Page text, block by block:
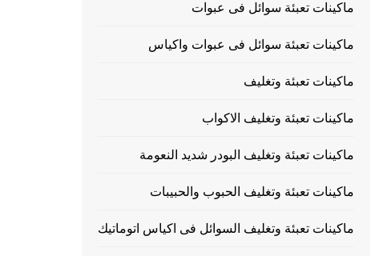
ماكينات تعبئة سوائل فى عبوات
ماكينات تعبئة سوائل فى عبوات واكياس
ماكينات تعبئة وتغليف
ماكينات تعبئة وتغليف الاكواب
ماكينات تعبئة وتغليف البودر شديد النعومة
ماكينات تعبئة وتغليف الحبوب والحبيبات
ماكينات تعبئة وتغليف السوائل فى اكياس اتوماتيك